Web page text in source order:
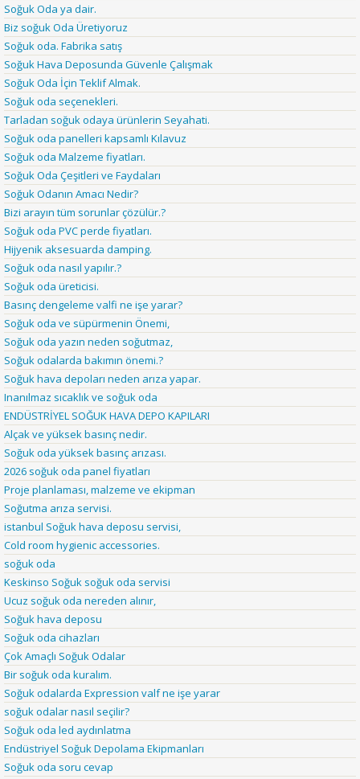
Soğuk Oda ya dair.
Biz soğuk Oda Üretiyoruz
Soğuk oda. Fabrika satış
Soğuk Hava Deposunda Güvenle Çalışmak
Soğuk Oda İçin Teklif Almak.
Soğuk oda seçenekleri.
Tarladan soğuk odaya ürünlerin Seyahati.
Soğuk oda panelleri kapsamlı Kılavuz
Soğuk oda Malzeme fiyatları.
Soğuk Oda Çeşitleri ve Faydaları
Soğuk Odanın Amacı Nedir?
Bizi arayın tüm sorunlar çözülür.?
Soğuk oda PVC perde fiyatları.
Hijyenik aksesuarda damping.
Soğuk oda nasıl yapılır.?
Soğuk oda üreticisi.
Basınç dengeleme valfi ne işe yarar?
Soğuk oda ve süpürmenin Önemi,
Soğuk oda yazın neden soğutmaz,
Soğuk odalarda bakımın önemi.?
Soğuk hava depoları neden arıza yapar.
Inanılmaz sıcaklık ve soğuk oda
ENDÜSTRİYEL SOĞUK HAVA DEPO KAPILARI
Alçak ve yüksek basınç nedir.
Soğuk oda yüksek basınç arızası.
2026 soğuk oda panel fiyatları
Proje planlaması, malzeme ve ekipman
Soğutma arıza servisi.
istanbul Soğuk hava deposu servisi,
Cold room hygienic accessories.
soğuk oda
Keskinso Soğuk soğuk oda servisi
Ucuz soğuk oda nereden alınır,
Soğuk hava deposu
Soğuk oda cihazları
Çok Amaçlı Soğuk Odalar
Bir soğuk oda kuralım.
Soğuk odalarda Expression valf ne işe yarar
soğuk odalar nasıl seçilir?
Soğuk oda led aydınlatma
Endüstriyel Soğuk Depolama Ekipmanları
Soğuk oda soru cevap